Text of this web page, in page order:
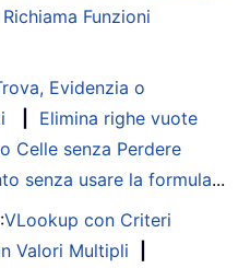
Richiama Funzioni
Evidenzia o
Elimina righe vuote
Celle senza Perdere
senza usare la formula...
:VLookup con Criteri
Valori Multipli